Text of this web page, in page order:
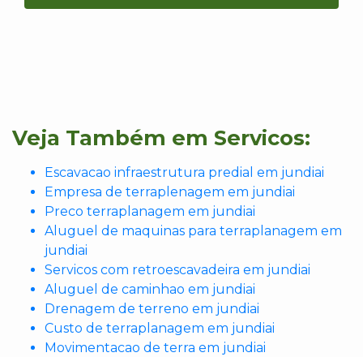
Veja Também em Servicos:
Escavacao infraestrutura predial em jundiai
Empresa de terraplenagem em jundiai
Preco terraplanagem em jundiai
Aluguel de maquinas para terraplanagem em
jundiai
Servicos com retroescavadeira em jundiai
Aluguel de caminhao em jundiai
Drenagem de terreno em jundiai
Custo de terraplanagem em jundiai
Movimentacao de terra em jundiai